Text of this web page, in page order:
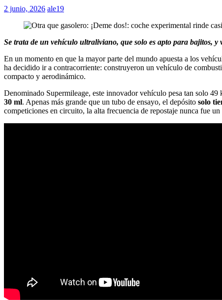
2 junio, 2026 ale19
Se trata de un vehículo ultraliviano, que solo es apto para bajitos, y
En un momento en que la mayor parte del mundo apuesta a los
ha decidido ir a contracorriente: construyeron un vehículo de
compacto y aerodinámico.
Denominado Supermileage, este innovador vehículo pesa tan solo
30 ml. Apenas más grande que un tubo de ensayo, el depósito solo
competiciones en circuito, la alta frecuencia de repostaje nunca fue un